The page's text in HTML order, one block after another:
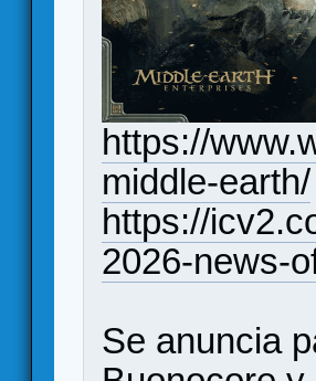
https://
middle-earth/
https://
2026-news-
Se anuncia